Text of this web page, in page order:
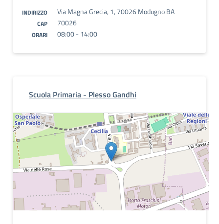
INDIRIZZO Via Magna Grecia, 1, 70026 Modugno BA
CAP 70026
ORARI 08:00 - 14:00
Scuola Primaria - Plesso Gandhi